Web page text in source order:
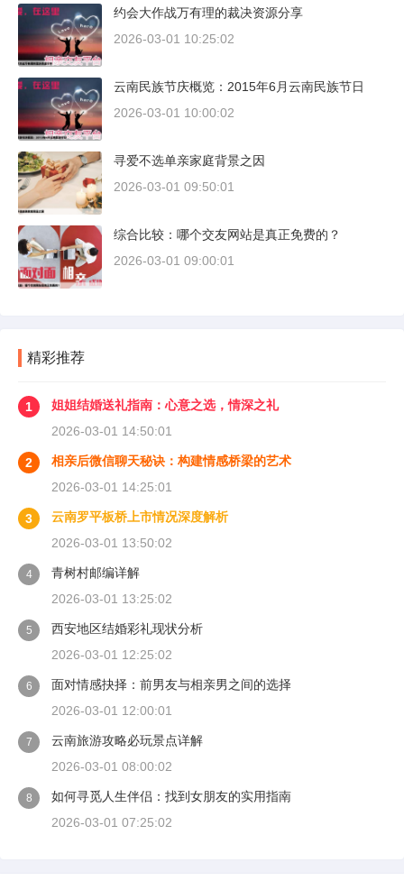
约会大作战万有理的裁决资源分享
2026-03-01 10:25:02
云南民族节庆概览：2015年6月云南民族节日
2026-03-01 10:00:02
寻爱不选单亲家庭背景之因
2026-03-01 09:50:01
综合比较：哪个交友网站是真正免费的？
2026-03-01 09:00:01
精彩推荐
1
姐姐结婚送礼指南：心意之选，情深之礼
2026-03-01 14:50:01
2
相亲后微信聊天秘诀：构建情感桥梁的艺术
2026-03-01 14:25:01
3
云南罗平板桥上市情况深度解析
2026-03-01 13:50:02
4
青树村邮编详解
2026-03-01 13:25:02
5
西安地区结婚彩礼现状分析
2026-03-01 12:25:02
6
面对情感抉择：前男友与相亲男之间的选择
2026-03-01 12:00:01
7
云南旅游攻略必玩景点详解
2026-03-01 08:00:02
8
如何寻觅人生伴侣：找到女朋友的实用指南
2026-03-01 07:25:02